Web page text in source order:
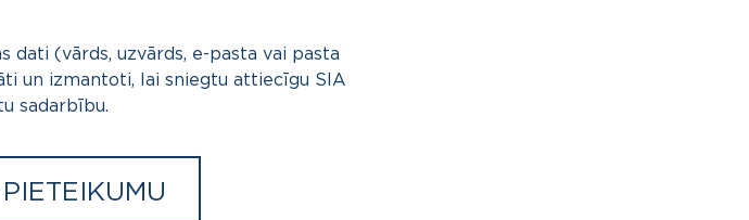
dati (vārds, uzvārds, e-pasta vai pasta
un izmantoti, lai sniegtu attiecīgu SIA
sadarbību.
PIETEIKUMU